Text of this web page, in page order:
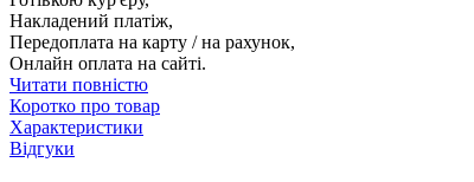
Накладений платіж,
Передоплата на карту / на рахунок,
Онлайн оплата на сайті.
Читати повністю
Коротко про товар
Характеристики
Відгуки